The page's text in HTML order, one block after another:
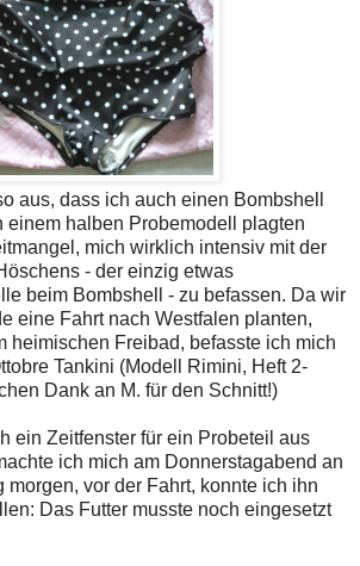
aus, dass ich auch einen Bombshell
einem halben Probemodell plagten
mich wirklich intensiv mit der
- der einzig etwas
beim Bombshell - zu befassen. Da wir
eine Fahrt nach Westfalen planten,
heimischen Freibad, befasste ich mich
Tankini (Modell Rimini, Heft 2-
Dank an M. für den Schnitt!)
ein Zeitfenster für ein Probeteil aus
ich mich am Donnerstagabend an
morgen, vor der Fahrt, konnte ich ihn
Das Futter musste noch eingesetzt